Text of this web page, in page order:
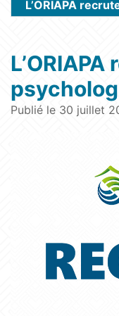
L’ORIAPA
Publié le 30 juillet